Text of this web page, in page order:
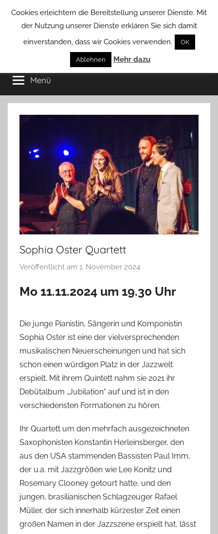
Borstel
von
Groß
Borstel
Menü
Sophia Oster Quartett
Veröffentlicht am 1. November 2024
n
e
a
B
i
e
n
s
c
h
Mo 11.11.2024 um 19.30 Uhr
Die junge Pianistin, Sängerin und Komponistin
Sophia Oster ist eine der vielversprechenden
musikalischen Neuerscheinungen und hat sich
schon einen würdigen Platz in der Jazzwelt
erspielt. Mit ihrem Quintett nahm sie 2021 ihr
Debütalbum „Jubilation“ auf und ist in den
verschiedensten Formationen zu hören.
Ihr Quartett um den mehrfach ausgezeichneten
Saxophonisten Konstantin Herleinsberger, den
aus den USA stammenden Bassisten Paul Imm,
der u.a. mit Jazzgrößen wie Lee Konitz und
Rosemary Clooney getourt hatte, und den
jungen, brasilianischen Schlagzeuger Rafael
Müller, der sich innerhalb kürzester Zeit einen
großen Namen in der Jazzszene erspielt hat, lässt
Cookies erleichtern die Bereitstellung unserer Dienste. Mit
der Nutzung unserer Dienste erklären Sie sich damit
einverstanden, dass wir Cookies verwenden.
OK
Ablehnen Mehr dazu